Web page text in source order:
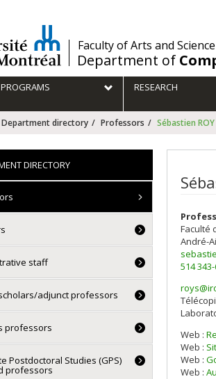
/Faculty of Arts and Science
Department of
PROGRAMS RESEARCH
Department directory Professors Sébastien ROY
Faculté
André-
514
Web :
Web :
Web :
Web :
DIRECTORY
staff
adjunct professors
professors
Postdoctoral Studies (GPS)
professors